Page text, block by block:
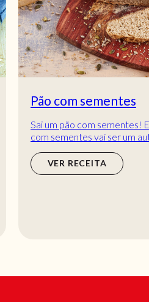
Pão com sementes
Sai um pão com sementes!
com sementes vai ser um
amig...VER RECEITA